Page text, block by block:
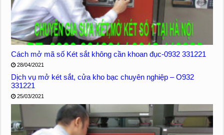
Cách mở mã số Két sắt không cần khoan đục-0932 331221
28/04/2021
Dịch vụ mở két sắt, cửa kho bạc chuyên nghiệp – O932
331221
25/03/2021